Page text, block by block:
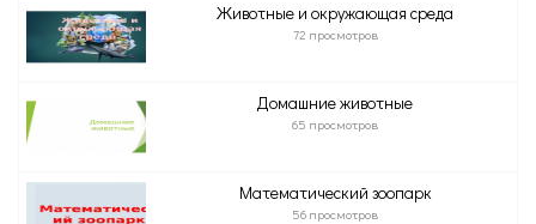
Животные и окружающая среда
72 просмотров
Домашние животные
65 просмотров
Математический зоопарк
56 просмотров